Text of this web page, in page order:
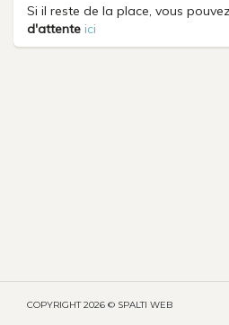
Si il reste de la place, vous
d'attente ici
COPYRIGHT2026 © SPALTI WEB